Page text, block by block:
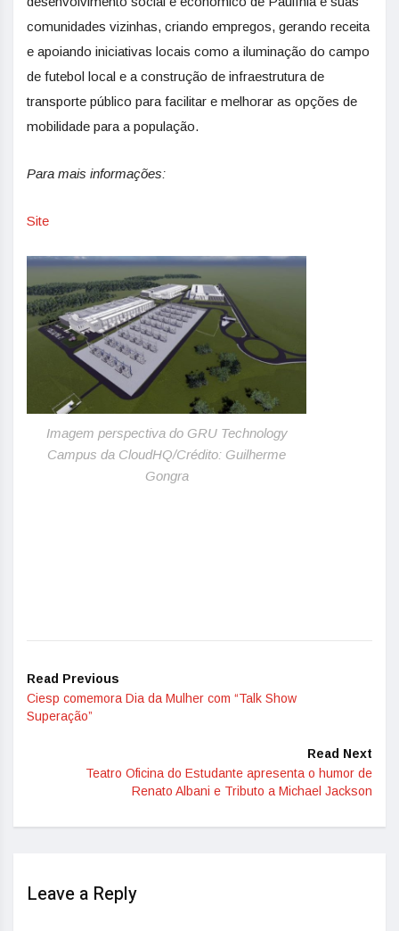
comunidades vizinhas, criando empregos, gerando receita
e apoiando iniciativas locais como a iluminação do campo
de futebol local e a construção de infraestrutura de
transporte público para facilitar e melhorar as opções de
mobilidade para a população.
Para mais informações:
Site
Imagem perspectiva do GRU Technology
Campus da CloudHQ/Crédito: Guilherme
Gongra
Read Previous
Ciesp comemora Dia da Mulher com “Talk Show
Superação”
Read Next
Teatro Oficina do Estudante apresenta o humor de
Renato Albani e Tributo a Michael Jackson
Leave a Reply